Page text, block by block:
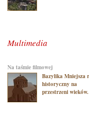
Multimedia
na taśmie filmowej
Bazylika Mniejsza rys
historyczny na
przestrzeni wieków.